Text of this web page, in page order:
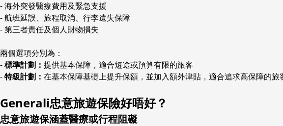
- 海外突發醫療費用及緊急支援
- 航班延誤、旅程取消、行李遺失保障
- 第三者責任及個人財物損失
兩個選項分別為：
-標準計劃： 提供基本保障，適合短途或預算有限的旅客
-特級計劃： 在基本保障基礎上提升保額，並加入額外津貼，適合追求高保障的旅
Generali忠意旅遊保險好唔好？
忠意旅遊保涵蓋醫療或行程阻礙